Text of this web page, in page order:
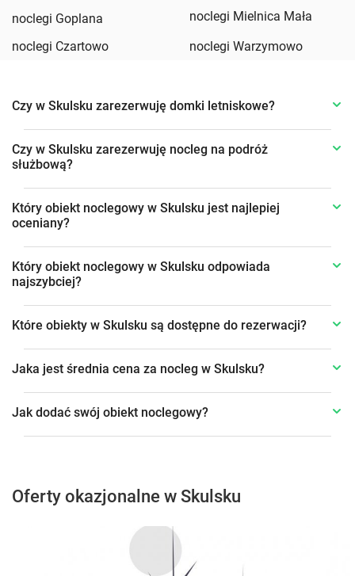
noclegi Goplana
noclegi Mielnica Mała
noclegi Czartowo
noclegi Warzymowo
Czy w Skulsku zarezerwuję domki letniskowe?
Czy w Skulsku zarezerwuję nocleg na podróż
służbową?
Który obiekt noclegowy w Skulsku jest najlepiej
oceniany?
Który obiekt noclegowy w Skulsku odpowiada
najszybciej?
Które obiekty w Skulsku są dostępne do rezerwacji?
Jaka jest średnia cena za nocleg w Skulsku?
Jak dodać swój obiekt noclegowy?
Oferty okazjonalne w Skulsku